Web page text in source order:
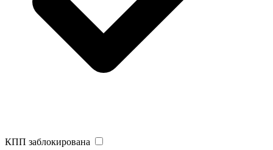
КПП заблокирована